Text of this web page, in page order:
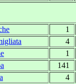
1
4
1
141
4